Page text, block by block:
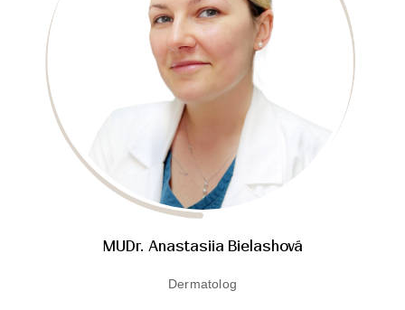
MUDr. Anastasiia Bielashová
Dermatolog